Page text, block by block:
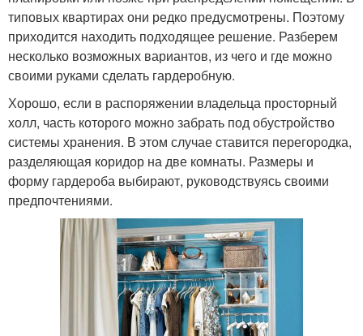
типовых квартирах они редко предусмотрены. Поэтому
приходится находить подходящее решение. Разберем
несколько возможных вариантов, из чего и где можно
своими руками сделать гардеробную.
Хорошо, если в распоряжении владельца просторный
холл, часть которого можно забрать под обустройство
системы хранения. В этом случае ставится перегородка,
разделяющая коридор на две комнаты. Размеры и
форму гардероба выбирают, руководствуясь своими
предпочтениями.